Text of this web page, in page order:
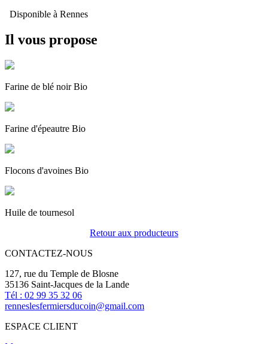
Disponible à Rennes
Il vous propose
Farine de blé noir Bio
Farine d'épeautre Bio
Flocons d'avoines Bio
Huile de tournesol
Retour aux producteurs
CONTACTEZ-NOUS
127, rue du Temple de Blosne
35136 Saint-Jacques de la Lande
Tél : 02 99 35 32 06
renneslesfermiersducoin@gmail.com
ESPACE CLIENT